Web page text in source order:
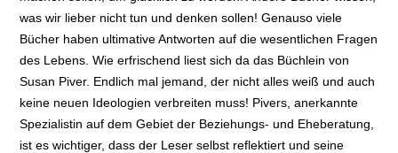
was wir lieber nicht tun und denken sollen! Genauso viele
Bücher haben ultimative Antworten auf die wesentlichen Fragen
des Lebens. Wie erfrischend liest sich da das Büchlein von
Susan Piver. Endlich mal jemand, der nicht alles weiß und auch
keine neuen Ideologien verbreiten muss! Pivers, anerkannte
Spezialistin auf dem Gebiet der Beziehungs- und Eheberatung,
ist es wichtiger, dass der Leser selbst reflektiert und seine